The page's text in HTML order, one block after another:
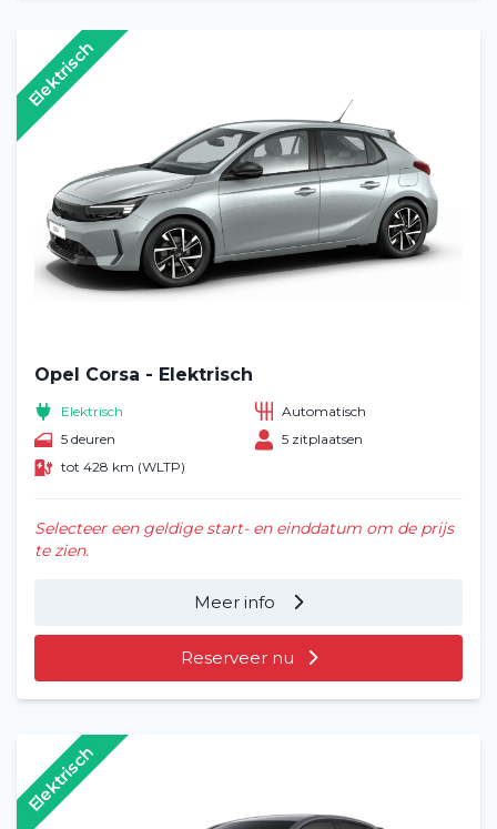
Home
Voertuig huren
Opel Corsa - Elektrisch
Elektrisch
Automatisch
5 deuren
5 zitplaatsen
tot 428 km (WLTP)
Selecteer een geldige start- en einddatum om de prijs
te zien.
Meer info
Reserveer nu
Elektrisch
Elektrisch